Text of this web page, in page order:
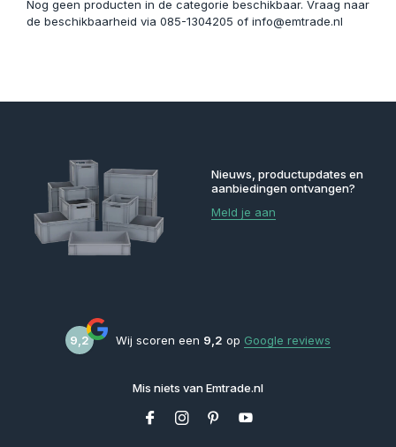
Nog geen producten in de categorie beschikbaar. Vraag naar
de beschikbaarheid via 085-1304205 of info@emtrade.nl
Nieuws, productupdates en
aanbiedingen ontvangen?
Meld je aan
9,2 Wij scoren een 9,2 op Google reviews
Mis niets van Emtrade.nl